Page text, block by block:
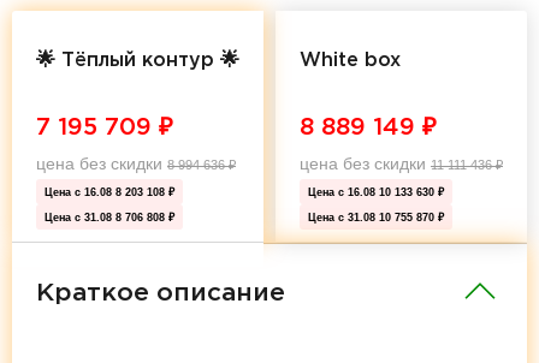
🌟 Тёплый контур 🌟
7 195 709 ₽
цена без скидки 8 994 636₽
Цена с 16.08 8 203 108 ₽
Цена с 31.08 8 706 808 ₽
White box
8 889 149 ₽
цена без скидки 11 111 436₽
Цена с 16.08 10 133 630 ₽
Цена с 31.08 10 755 870 ₽
Краткое описание